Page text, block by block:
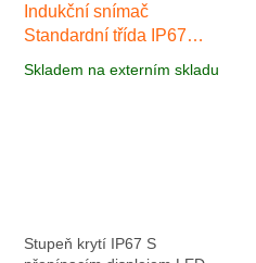
Indukční snímač
Standardní třída IP67
Skladem na externím skladu
Stupeň krytí IP67 S